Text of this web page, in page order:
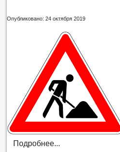
Опубликовано: 24 октября 2019
Подробнее...